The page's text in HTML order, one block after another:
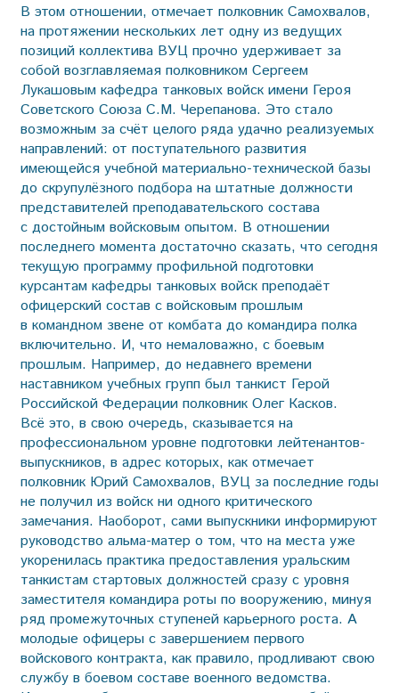
В этом отношении, отмечает полковник Самохвалов,
на протяжении нескольких лет одну из ведущих
позиций коллектива ВУЦ прочно удерживает за
собой возглавляемая полковником Сергеем
Лукашовым кафедра танковых войск имени Героя
Советского Союза С.М. Черепанова. Это стало
возможным за счёт целого ряда удачно реализуемых
направлений: от поступательного развития
имеющейся учебной материально-технической базы
до скрупулёзного подбора на штатные должности
представителей преподавательского состава
с достойным войсковым опытом. В отношении
последнего момента достаточно сказать, что сегодня
текущую программу профильной подготовки
курсантам кафедры танковых войск преподаёт
офицерский состав с войсковым прошлым
в командном звене от комбата до командира полка
включительно. И, что немаловажно, с боевым
прошлым. Например, до недавнего времени
наставником учебных групп был танкист Герой
Российской Федерации полковник Олег Касков.
Всё это, в свою очередь, сказывается на
профессиональном уровне подготовки лейтенантов-
выпускников, в адрес которых, как отмечает
полковник Юрий Самохвалов, ВУЦ за последние годы
не получил из войск ни одного критического
замечания. Наоборот, сами выпускники информируют
руководство альма-матер о том, что на места уже
укоренилась практика предоставления уральским
танкистам стартовых должностей сразу с уровня
заместителя командира роты по вооружению, минуя
ряд промежуточных ступеней карьерного роста. А
молодые офицеры с завершением первого
войскового контракта, как правило, продливают свою
службу в боевом составе военного ведомства.